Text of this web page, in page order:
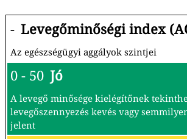
- Levegőminőségi index
Az egészségügyi aggályok szintjei
0 - 50 Jó
A levegő minősége kielégítőnek
levegőszennyezés kevés vagy
jelent